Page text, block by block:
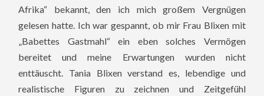
Afrika“ bekannt, den ich mich großem Vergnügen
gelesen hatte. Ich war gespannt, ob mir Frau Blixen mit
„Babettes Gastmahl“ ein eben solches Vermögen
bereitet und meine Erwartungen wurden nicht
enttäuscht. Tania Blixen verstand es, lebendige und
realistische Figuren zu zeichnen und Zeitgefühl